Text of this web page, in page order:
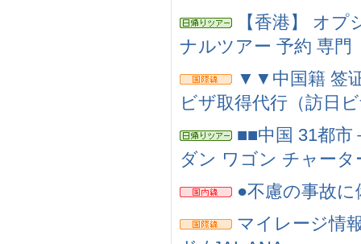
【香港】 オ
ナルツアー 予約 専門
▼▼中国籍 签
ビザ取得代行（訪日
■■中国 31都市
ダン ワゴン チャータ
●不慮の事故
マイレージ情